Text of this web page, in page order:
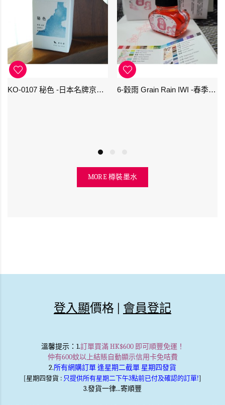
KO-0107 秘色 -日本名牌京の音樽裝鋼筆墨水 4573356130234 - 40ml 6-穀雨 Grain Rain IWI -春季-24節氣色澤鋼筆墨水
MORE 樽裝墨水
登入顯價格 | 會員登記
溫馨提示：1.訂單買滿 HK$600 即可順豐免運！
仲有600蚊以上結賬自動顯示信用卡免咭費
2.所有網購訂單 逢星期二截單 星期四發貨
[星期四發貨 : 只提供所有星期二下午3點前已付及確認的訂單!]
3.發貨一律...寄順豐